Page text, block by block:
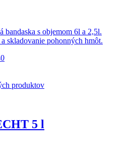
bandaska s objemom 6l a 2,5l.
skladovanie pohonných hmôt.
produktov
5 l